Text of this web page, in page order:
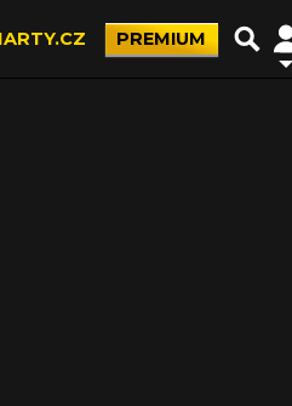
PREMIUM